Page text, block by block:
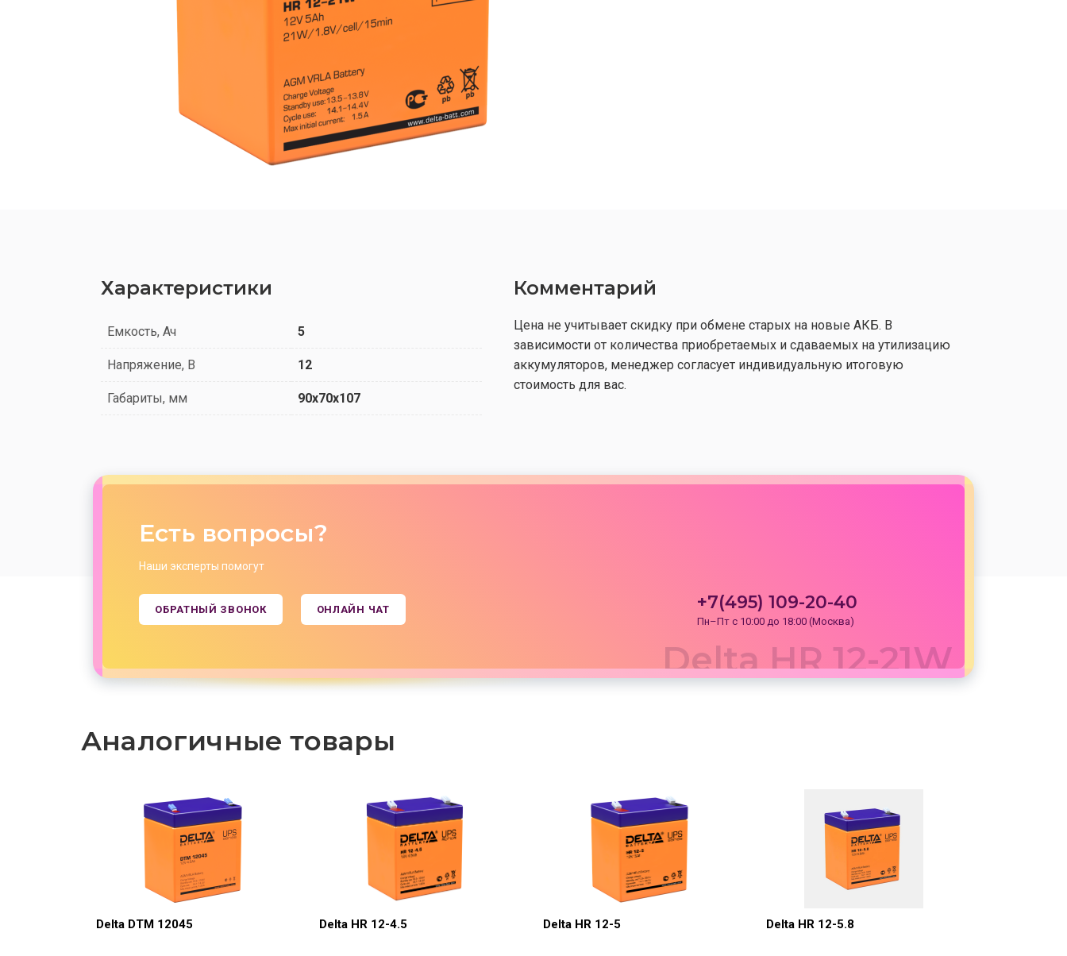
Характеристики
Емкость, Ач 5
Напряжение, В 12
Габариты, мм 90x70x107
Комментарий
Цена не учитывает скидку при обмене старых на новые АКБ. В
зависимости от количества приобретаемых и сдаваемых на утилизацию
аккумуляторов, менеджер согласует индивидуальную итоговую
стоимость для вас.
Есть вопросы?
Наши эксперты помогут
ОБРАТНЫЙ ЗВОНОК ОНЛАЙН ЧАТ +7(495) 109-20-40
Пн–Пт с 10:00 до 18:00 (Москва)
Delta HR 12-21W
Аналогичные товары
Delta DTM 12045 Delta HR 12-4.5 Delta HR 12-5 Delta HR 12-5.8